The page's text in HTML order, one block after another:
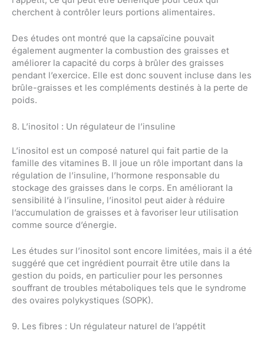
cherchent à contrôler leurs portions alimentaires.
Des études ont montré que la capsaïcine pouvait
également augmenter la combustion des graisses et
améliorer la capacité du corps à brûler des graisses
pendant l’exercice. Elle est donc souvent incluse dans les
brûle-graisses et les compléments destinés à la perte de
poids.
8. L’inositol : Un régulateur de l’insuline
L’inositol est un composé naturel qui fait partie de la
famille des vitamines B. Il joue un rôle important dans la
régulation de l’insuline, l’hormone responsable du
stockage des graisses dans le corps. En améliorant la
sensibilité à l’insuline, l’inositol peut aider à réduire
l’accumulation de graisses et à favoriser leur utilisation
comme source d’énergie.
Les études sur l’inositol sont encore limitées, mais il a été
suggéré que cet ingrédient pourrait être utile dans la
gestion du poids, en particulier pour les personnes
souffrant de troubles métaboliques tels que le syndrome
des ovaires polykystiques (SOPK).
9. Les fibres : Un régulateur naturel de l’appétit